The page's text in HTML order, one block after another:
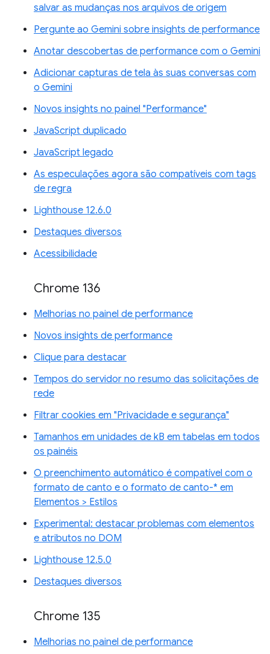
salvar as mudanças nos arquivos de origem
Pergunte ao Gemini sobre insights de performance
Anotar descobertas de performance com o Gemini
Adicionar capturas de tela às suas conversas com
o Gemini
Novos insights no painel "Performance"
JavaScript duplicado
JavaScript legado
As especulações agora são compatíveis com tags
de regra
Lighthouse 12.6.0
Destaques diversos
Acessibilidade
Chrome 136
Melhorias no painel de performance
Novos insights de performance
Clique para destacar
Tempos do servidor no resumo das solicitações de
rede
Filtrar cookies em "Privacidade e segurança"
Tamanhos em unidades de kB em tabelas em todos
os painéis
O preenchimento automático é compatível com o
formato de canto e o formato de canto-* em
Elementos > Estilos
Experimental: destacar problemas com elementos
e atributos no DOM
Lighthouse 12.5.0
Destaques diversos
Chrome 135
Melhorias no painel de performance